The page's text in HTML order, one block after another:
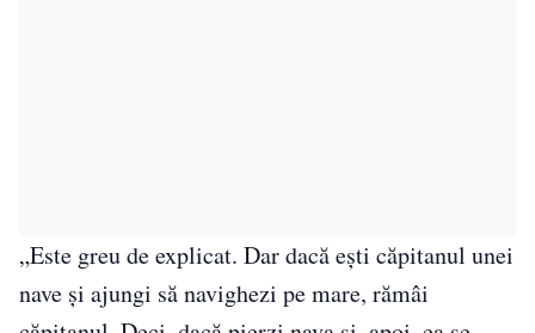
„Este greu de explicat. Dar dacă ești căpitanul unei
nave și ajungi să navighezi pe mare, rămâi